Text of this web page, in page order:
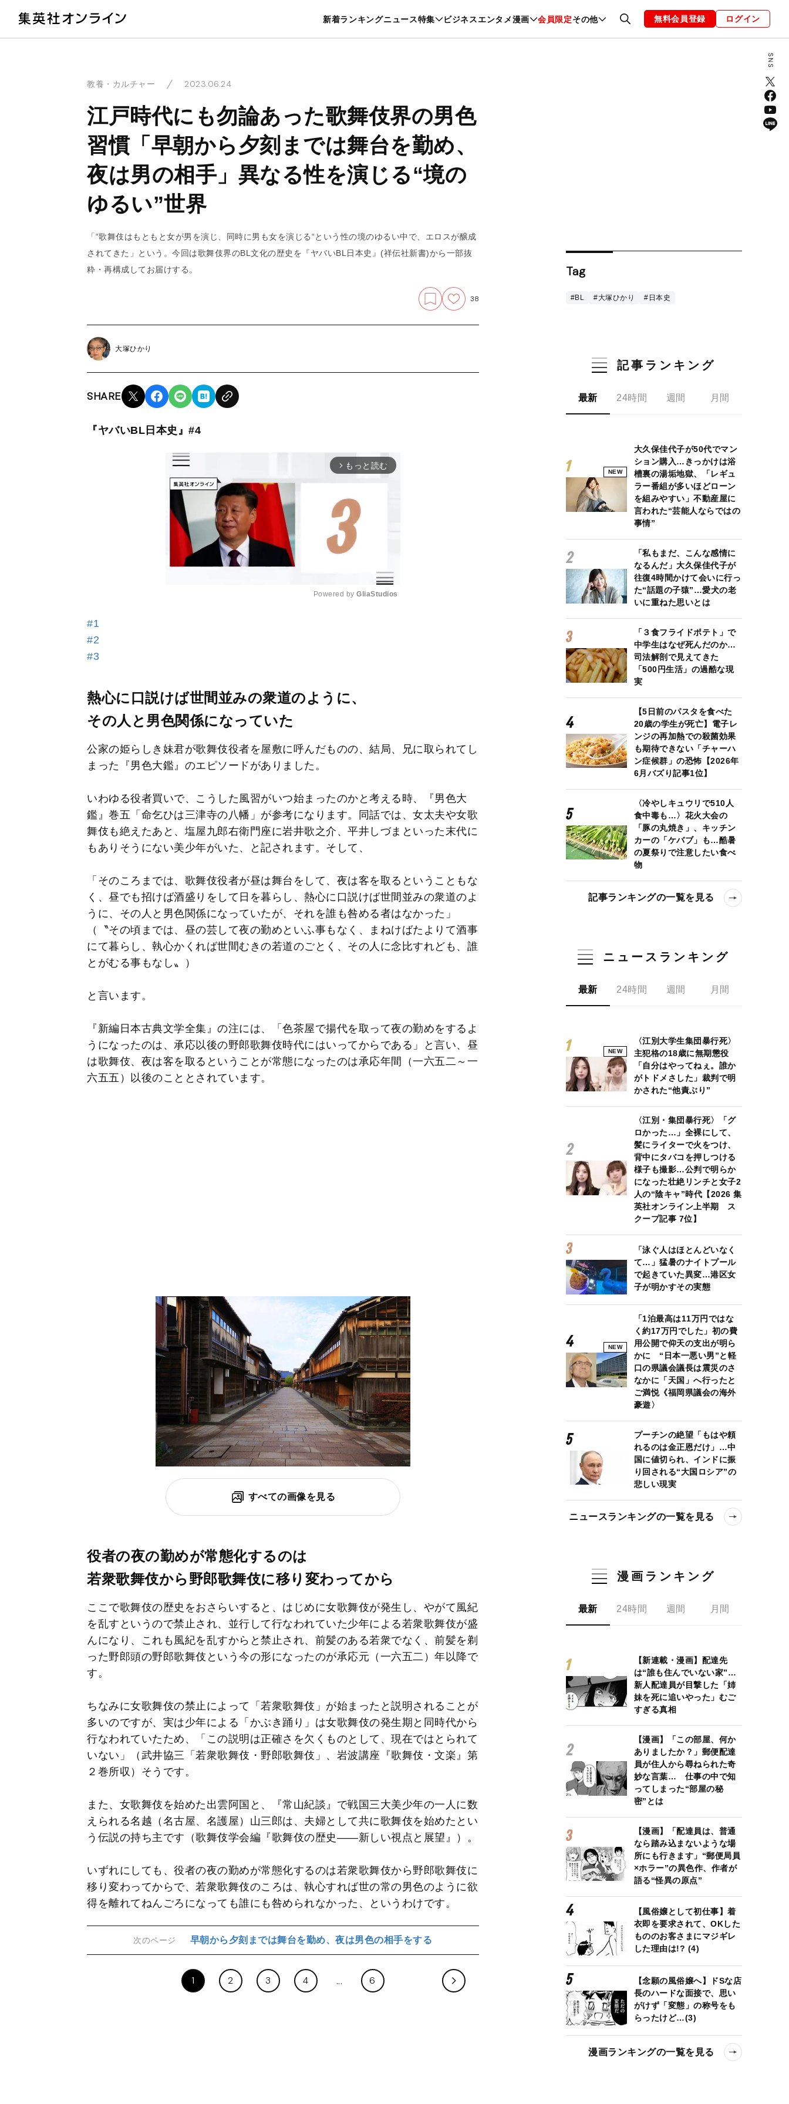
新着ランキングニュース特集 ビジネスエンタメ漫画 会員限定その他
暮らし スポーツ ヘルスケア 美容 グルメ ファッション 恋愛・結婚 編集部 お知らせ
無料会員登録 ログイン
教養・カルチャー 2023.06.24
江戸時代にも勿論あった歌舞伎界の男色
習慣「早朝から夕刻までは舞台を勤め、
夜は男の相手」異なる性を演じる“境の
ゆるい”世界
「“歌舞伎はもともと女が男を演じ、同時に男も女を演じる“という性の境のゆるい中で、エロスが醸成
されてきた」という。今回は歌舞伎界のBL文化の歴史を『ヤバいBL日本史』(祥伝社新書)から一部抜
粋・再構成してお届けする。
38
大塚ひかり
SHARE
『ヤバいBL日本史』#4
arrow_forward_ios もっと読む
Powered by GliaStudios
#1
#2
#3
熱心に口説けば世間並みの衆道のように、
その人と男色関係になっていた
公家の姫らしき妹君が歌舞伎役者を屋敷に呼んだものの、結局、兄に取られてし
まった『男色大鑑』のエピソードがありました。
いわゆる役者買いで、こうした風習がいつ始まったのかと考える時、『男色大
鑑』巻五「命乞ひは三津寺の八幡」が参考になります。同話では、女太夫や女歌
舞伎も絶えたあと、塩屋九郎右衛門座に岩井歌之介、平井しづまといった末代に
もありそうにない美少年がいた、と記されます。そして、
「そのころまでは、歌舞伎役者が昼は舞台をして、夜は客を取るということもな
く、昼でも招けば酒盛りをして日を暮らし、熱心に口説けば世間並みの衆道のよ
うに、その人と男色関係になっていたが、それを誰も咎める者はなかった」
（〝その頃までは、昼の芸して夜の勤めといふ事もなく、まねけばたよりて酒事
にて暮らし、執心かくれば世間むきの若道のごとく、その人に念比すれども、誰
とがむる事もなし〟）
と言います。
『新編日本古典文学全集』の注には、「色茶屋で揚代を取って夜の勤めをするよ
うになったのは、承応以後の野郎歌舞伎時代にはいってからである」と言い、昼
は歌舞伎、夜は客を取るということが常態になったのは承応年間（一六五二～一
六五五）以後のこととされています。
すべての画像を見る
役者の夜の勤めが常態化するのは
若衆歌舞伎から野郎歌舞伎に移り変わってから
ここで歌舞伎の歴史をおさらいすると、はじめに女歌舞伎が発生し、やがて風紀
を乱すというので禁止され、並行して行なわれていた少年による若衆歌舞伎が盛
んになり、これも風紀を乱すからと禁止され、前髪のある若衆でなく、前髪を剃
った野郎頭の野郎歌舞伎という今の形になったのが承応元（一六五二）年以降で
す。
ちなみに女歌舞伎の禁止によって「若衆歌舞伎」が始まったと説明されることが
多いのですが、実は少年による「かぶき踊り」は女歌舞伎の発生期と同時代から
行なわれていたため、「この説明は正確さを欠くものとして、現在ではとられて
いない」（武井協三「若衆歌舞伎・野郎歌舞伎」、岩波講座『歌舞伎・文楽』第
２巻所収）そうです。
また、女歌舞伎を始めた出雲阿国と、『常山紀談』で戦国三大美少年の一人に数
えられる名越（名古屋、名護屋）山三郎は、夫婦として共に歌舞伎を始めたとい
う伝説の持ち主です（歌舞伎学会編『歌舞伎の歴史――新しい視点と展望』）。
いずれにしても、役者の夜の勤めが常態化するのは若衆歌舞伎から野郎歌舞伎に
移り変わってからで、若衆歌舞伎のころは、執心すれば世の常の男色のように欲
得を離れてねんごろになっても誰にも咎められなかった、というわけです。
次のページ 早朝から夕刻までは舞台を勤め、夜は男色の相手をする
1 2 3 4 6
Tag
#BL #大塚ひかり #日本史
記事ランキング
最新 24時間 週間 月間
NEW
大久保佳代子が50代でマン
ション購入…きっかけは浴
槽裏の湯垢地獄、「レギュ
ラー番組が多いほどローン
を組みやすい」不動産屋に
言われた“芸能人ならではの
事情”
「私もまだ、こんな感情に
なるんだ」大久保佳代子が
往復4時間かけて会いに行っ
た“話題の子猿”…愛犬の老
いに重ねた思いとは
「３食フライドポテト」で
中学生はなぜ死んだのか…
司法解剖で見えてきた
「500円生活」の過酷な現
実
【5日前のパスタを食べた
20歳の学生が死亡】電子レ
ンジの再加熱での殺菌効果
も期待できない「チャーハ
ン症候群」の恐怖【2026年
6月バズり記事1位】
〈冷やしキュウリで510人
食中毒も…〉花火大会の
「豚の丸焼き」、キッチン
カーの「ケバブ」も…酷暑
の夏祭りで注意したい食べ
物
記事ランキングの一覧を見る
ニュースランキング
最新 24時間 週間 月間
NEW
〈江別大学生集団暴行死〉
主犯格の18歳に無期懲役
「自分はやってねぇ。誰か
がトドメさした」裁判で明
かされた“他責ぶり”
〈江別・集団暴行死〉「グ
ロかった…」全裸にして、
髪にライターで火をつけ、
背中にタバコを押しつける
様子も撮影…公判で明らか
になった壮絶リンチと女子2
人の“陰キャ”時代【2026 集
英社オンライン上半期 ス
クープ記事 7位】
「泳ぐ人はほとんどいなく
て…」猛暑のナイトプール
で起きていた異変…港区女
子が明かすその実態
NEW
「1泊最高は11万円ではな
く約17万円でした」初の費
用公開で仰天の支出が明ら
かに “日本一悪い男”と軽
口の県議会議長は震災のさ
なかに「天国」へ行ったと
ご満悦《福岡県議会の海外
豪遊〉
プーチンの絶望「もはや頼
れるのは金正恩だけ」…中
国に値切られ、インドに振
り回される“大国ロシア”の
悲しい現実
ニュースランキングの一覧を見る
漫画ランキング
最新 24時間 週間 月間
【新連載・漫画】配達先
は“誰も住んでいない家”…
新人配達員が目撃した「姉
妹を死に追いやった」むご
すぎる真相
【漫画】「この部屋、何か
ありましたか？」郵便配達
員が住人から尋ねられた奇
妙な言葉… 仕事の中で知
ってしまった“部屋の秘
密”とは
【漫画】「配達員は、普通
なら踏み込まないような場
所にも行きます」“郵便局員
×ホラー”の異色作、作者が
語る“怪異の原点”
【風俗嬢として初仕事】着
衣即を要求されて、OKした
もののお客さまにマジギレ
した理由は!? (4)
【念願の風俗嬢へ】ドSな店
長のハードな面接で、思い
がけず「変態」の称号をも
らったけど…(3)
漫画ランキングの一覧を見る